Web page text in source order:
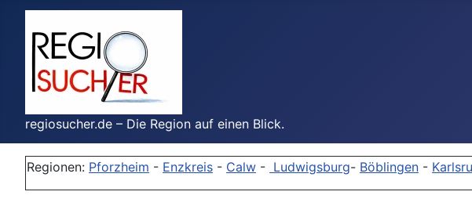
regiosucher.de – Die Region auf einen Blick.
Regionen: Pforzheim - Enzkreis - Calw - Ludwigsburg- Böblingen -